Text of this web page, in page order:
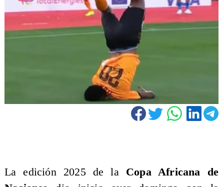
La edición 2025 de la Copa Africana de